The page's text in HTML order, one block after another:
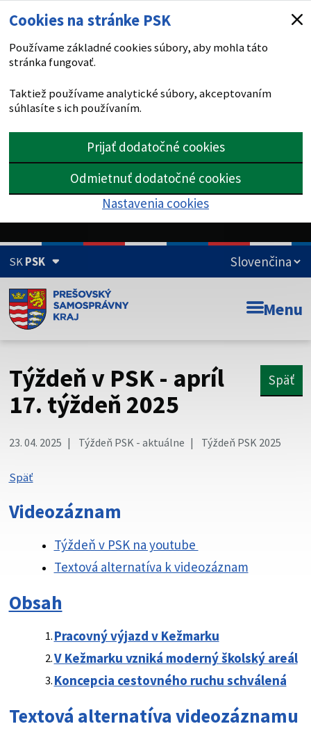
Cookies na stránke PSK
Používame základné cookies súbory, aby mohla táto
stránka fungovať.
Taktiež používame analytické súbory, akceptovaním
súhlasíte s ich používaním.
Prijať dodatočné cookies
Odmietnuť dodatočné cookies
Nastavenia cookies
SKPSK
Doména psk.sk je oficiálna
Toto je oficiálna webová stránka Prešovského
psk.sk.
Táto stránka je zabezpečená
cez zabezpečenú webovú stránku. Zabezpečená stránka
vždy začína https:// pred názvom domény webového sídla.
Menu
Týždeň v PSK - apríl
17. týždeň 2025
Späť
23. 04. 2025 Týždeň PSK - aktuálne Týždeň PSK 2025
Späť
Videozáznam
Týždeň v PSK na youtube
Textová alternatíva k videozáznam
Obsah
Pracovný výjazd v Kežmarku
V Kežmarku vzniká moderný školský areál
Koncepcia cestovného ruchu schválená
Textová alternatíva videozáznamu